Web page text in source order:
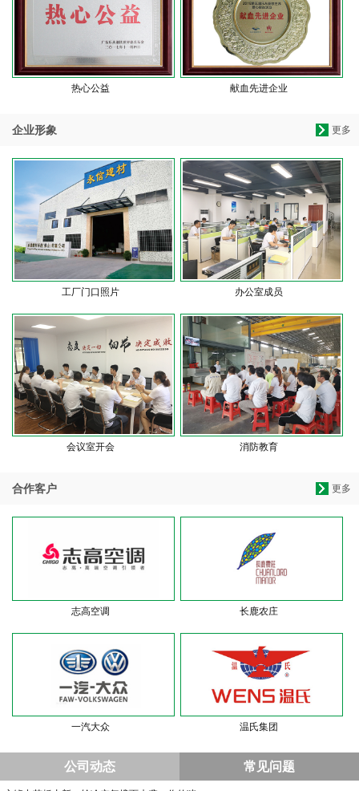
热心公益 献血先进企业
更多
企业形象
工厂门口照片 办公室成员
会议室开会 消防教育
更多
合作客户
志高空调 长鹿农庄
一汽大众 温氏集团
公司动态 常见问题